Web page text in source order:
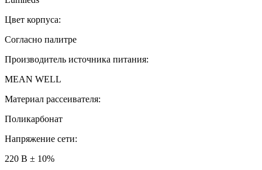
Цвет корпуса:
Согласно палитре
Производитель источника питания:
MEAN WELL
Материал рассеивателя:
Поликарбонат
Напряжение сети:
220 В ± 10%